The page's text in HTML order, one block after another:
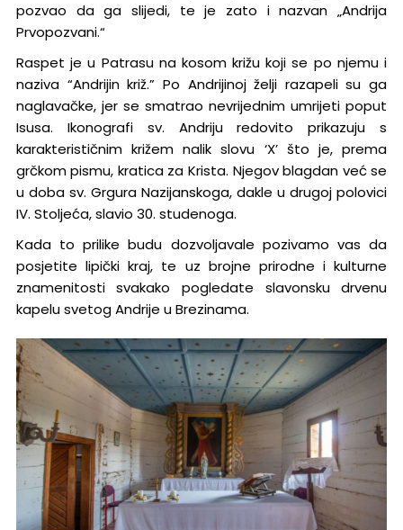
pozvao da ga slijedi, te je zato i nazvan „Andrija
Prvopozvani.“
Raspet je u Patrasu na kosom križu koji se po njemu i
naziva “Andrijin križ.” Po Andrijinoj želji razapeli su ga
naglavačke, jer se smatrao nevrijednim umrijeti poput
Isusa. Ikonografi sv. Andriju redovito prikazuju s
karakterističnim križem nalik slovu ‘X’ što je, prema
grčkom pismu, kratica za Krista. Njegov blagdan već se
u doba sv. Grgura Nazijanskoga, dakle u drugoj polovici
IV. Stoljeća, slavio 30. studenoga.
Kada to prilike budu dozvoljavale pozivamo vas da
posjetite lipički kraj, te uz brojne prirodne i kulturne
znamenitosti svakako pogledate slavonsku drvenu
kapelu svetog Andrije u Brezinama.